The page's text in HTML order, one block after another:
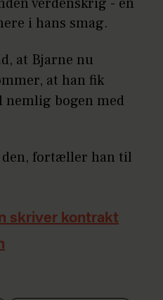
verdenskrig - en
i hans smag.
at Bjarne nu
at han fik
nemlig bogen med
den, fortæller han til
skriver kontrakt